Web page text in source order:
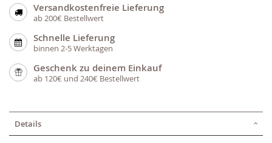
Versandkostenfreie Lieferung
ab 200€ Bestellwert
Schnelle Lieferung
binnen 2-5 Werktagen
Geschenk zu deinem Einkauf
ab 120€ und 240€ Bestellwert
Details